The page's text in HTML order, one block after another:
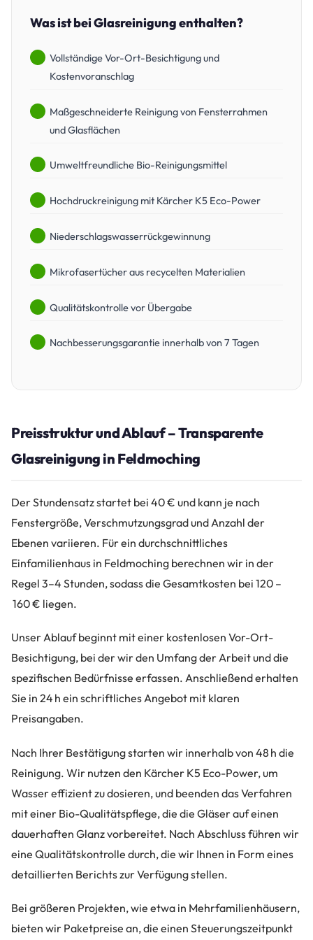
Was ist bei Glasreinigung enthalten?
Vollständige Vor-Ort-Besichtigung und
Kostenvoranschlag
Maßgeschneiderte Reinigung von Fensterrahmen
und Glasflächen
Umweltfreundliche Bio-Reinigungsmittel
Hochdruckreinigung mit Kärcher K5 Eco-Power
Niederschlagswasserrückgewinnung
Mikrofasertücher aus recycelten Materialien
Qualitätskontrolle vor Übergabe
Nachbesserungsgarantie innerhalb von 7 Tagen
Preisstruktur und Ablauf – Transparente
Glasreinigung in Feldmoching
Der Stundensatz startet bei 40 € und kann je nach
Fenstergröße, Verschmutzungsgrad und Anzahl der
Ebenen variieren. Für ein durchschnittliches
Einfamilienhaus in Feldmoching berechnen wir in der
Regel 3–4 Stunden, sodass die Gesamtkosten bei 120 –
160 € liegen.
Unser Ablauf beginnt mit einer kostenlosen Vor-Ort-
Besichtigung, bei der wir den Umfang der Arbeit und die
spezifischen Bedürfnisse erfassen. Anschließend erhalten
Sie in 24 h ein schriftliches Angebot mit klaren
Preisangaben.
Nach Ihrer Bestätigung starten wir innerhalb von 48 h die
Reinigung. Wir nutzen den Kärcher K5 Eco-Power, um
Wasser effizient zu dosieren, und beenden das Verfahren
mit einer Bio-Qualitätspflege, die die Gläser auf einen
dauerhaften Glanz vorbereitet. Nach Abschluss führen wir
eine Qualitätskontrolle durch, die wir Ihnen in Form eines
detaillierten Berichts zur Verfügung stellen.
Bei größeren Projekten, wie etwa in Mehrfamilienhäusern,
bieten wir Paketpreise an, die einen Steuerungszeitpunkt